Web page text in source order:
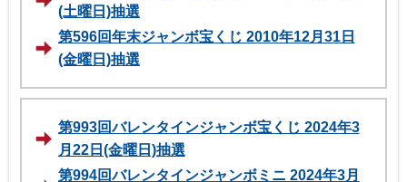
(土曜日)抽選
第596回年末ジャンボ宝くじ 2010年12月31日
(金曜日)抽選
第993回バレンタインジャンボ宝くじ 2024年3
月22日(金曜日)抽選
第994回バレンタインジャンボミニ 2024年3月